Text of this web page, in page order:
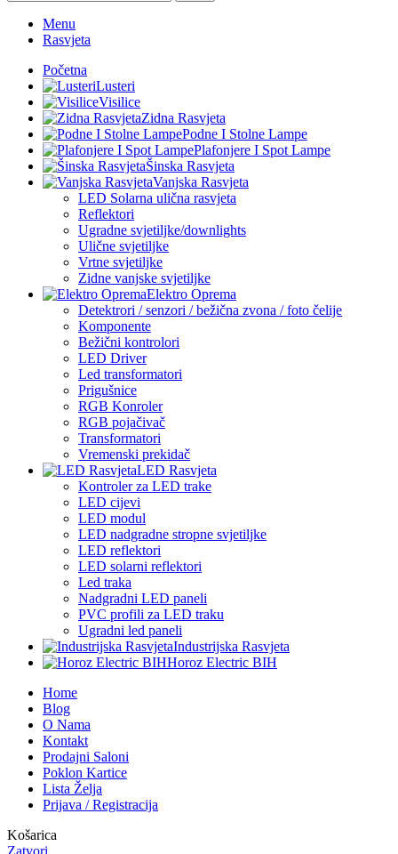
Menu
Rasvjeta
Početna
Lusteri
Visilice
Zidna Rasvjeta
Podne I Stolne Lampe
Plafonjere I Spot Lampe
Šinska Rasvjeta
Vanjska Rasvjeta
LED Solarna ulična rasvjeta
Reflektori
Ugradne svjetiljke/downlights
Ulične svjetiljke
Vrtne svjetiljke
Zidne vanjske svjetiljke
Elektro Oprema
Detektrori / senzori / bežična zvona / foto čelije
Komponente
Bežični kontrolori
LED Driver
Led transformatori
Prigušnice
RGB Konroler
RGB pojačivač
Transformatori
Vremenski prekidač
LED Rasvjeta
Kontroler za LED trake
LED cijevi
LED modul
LED nadgradne stropne svjetiljke
LED reflektori
LED solarni reflektori
Led traka
Nadgradni LED paneli
PVC profili za LED traku
Ugradni led paneli
Industrijska Rasvjeta
Horoz Electric BIH
Home
Blog
O Nama
Kontakt
Prodajni Saloni
Poklon Kartice
Lista Želja
Prijava / Registracija
Košarica
Zatvori